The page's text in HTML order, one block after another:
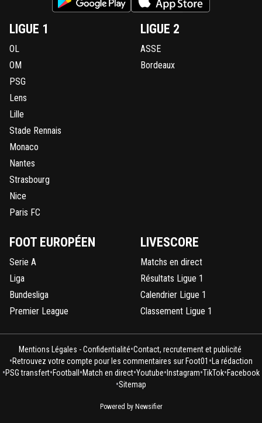
LIGUE 1
OL
OM
PSG
Lens
Lille
Stade Rennais
Monaco
Nantes
Strasbourg
Nice
Paris FC
LIGUE 2
ASSE
Bordeaux
FOOT EUROPÉEN
Serie A
Liga
Bundesliga
Premier League
LIVESCORE
Matchs en direct
Résultats Ligue 1
Calendrier Ligue 1
Classement Ligue 1
Mentions Légales - Confidentialité•Contact, recrutement et publicité
•Retrouvez votre compte pour les commentaires sur Foot01 • La rédaction
•PSG transfert•Football •Match en direct•Youtube• Instagram•TikTok•Facebook
•Sitemap
Powered by Newsifier